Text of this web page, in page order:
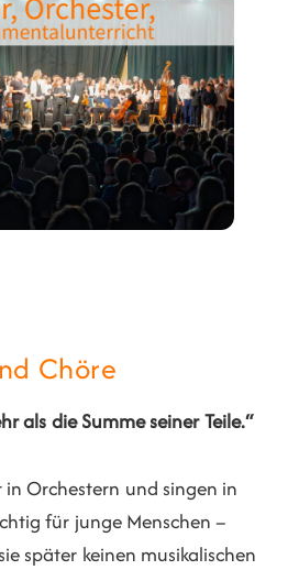
Chöre
als die Summe seiner Teile.“
Orchestern und singen in
für junge Menschen –
später keinen musikalischen